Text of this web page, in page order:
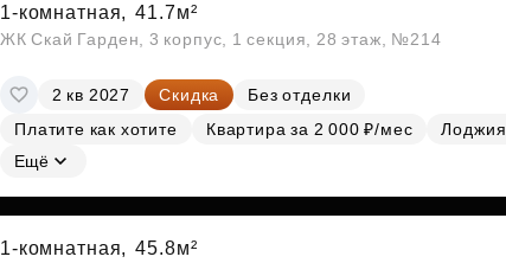
1-комнатная, 41.7м²
ЖК Скай Гарден, 3 корпус, 1 секция, 28 этаж, №214
2 кв 2027 Скидка
Без отделки
Платите как хотите
Квартира за 2 000 ₽/мес
Лоджия
Ещё
1-комнатная, 45.8м²